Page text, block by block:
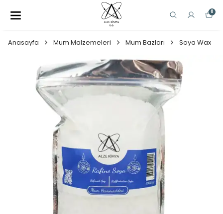
0
Anasayfa Mum Malzemeleri Mum Bazları Soya Wax